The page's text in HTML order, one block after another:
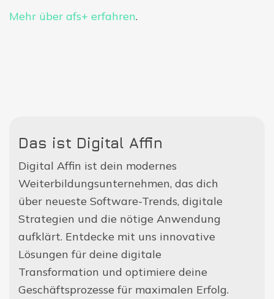
Mehr über afs+ erfahren.
Das ist Digital Affin
Digital Affin ist dein modernes
Weiterbildungsunternehmen, das dich
über neueste Software-Trends, digitale
Strategien und die nötige Anwendung
aufklärt. Entdecke mit uns innovative
Lösungen für deine digitale
Transformation und optimiere deine
Geschäftsprozesse für maximalen Erfolg.